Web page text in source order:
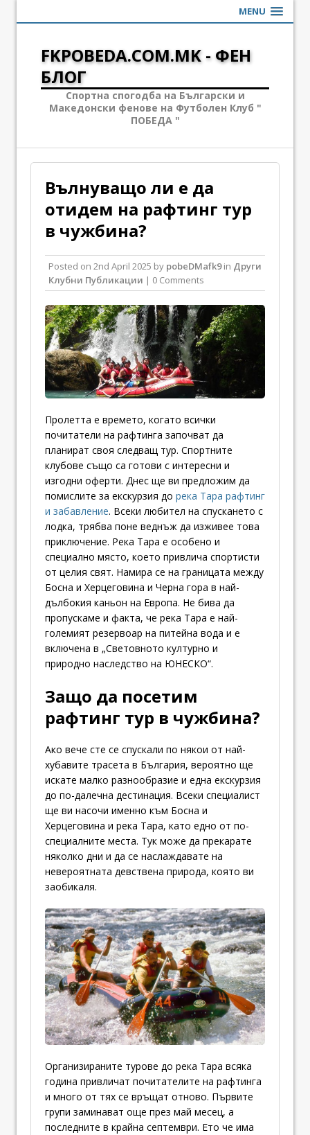
MENU
FKPOBEDA.COM.MK - ФЕН
БЛОГ
Спортна спогодба на Български и
Македонски фенове на Футболен Клуб "
ПОБЕДА "
Вълнуващо ли е да
отидем на рафтинг тур
в чужбина?
Posted on 2nd April 2025 by pobeDMafk9in Други
Клубни Публикации | 0 Comments
Пролетта е времето, когато всички
почитатели на рафтинга започват да
планират своя следващ тур. Спортните
клубове също са готови с интересни и
изгодни оферти. Днес ще ви предложим да
помислите за екскурзия до река Тара рафтинг
и забавление. Всеки любител на спускането с
лодка, трябва поне веднъж да изживее това
приключение. Река Тара е особено и
специално място, което привлича спортисти
от целия свят. Намира се на границата между
Босна и Херцеговина и Черна гора в най-
дълбокия каньон на Европа. Не бива да
пропускаме и факта, че река Тара е най-
големият резервоар на питейна вода и е
включена в „Световното културно и
природно наследство на ЮНЕСКО“.
Защо да посетим
рафтинг тур в чужбина?
Ако вече сте се спускали по някои от най-
хубавите трасета в България, вероятно ще
искате малко разнообразие и една екскурзия
до по-далечна дестинация. Всеки специалист
ще ви насочи именно към Босна и
Херцеговина и река Тара, като едно от по-
специалните места. Тук може да прекарате
няколко дни и да се наслаждавате на
невероятната девствена природа, която ви
заобикаля.
Организираните турове до река Тара всяка
година привличат почитателите на рафтинга
и много от тях се връщат отново. Първите
групи заминават още през май месец, а
последните в крайна септември. Ето че има